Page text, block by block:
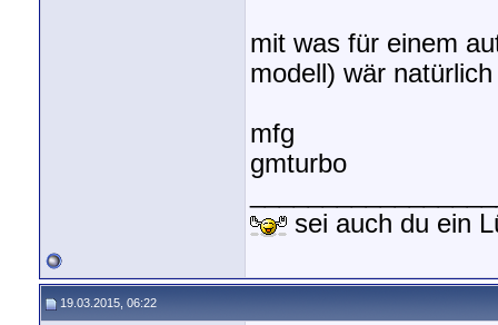
mit was für einem
modell) wär
mfg
gmturbo
sei auch du ein
19.03.2015, 06:22